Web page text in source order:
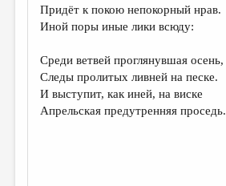
ЦИКЛЫ ПУБЛИКАЦИЙ
МЕДИА
ВКОНТАКТЕ
Придёт к покою непокорный нрав.
Иной поры иные лики всюду:
Среди ветвей проглянувшая осень,
Следы пролитых ливней на песке.
И выступит, как иней, на виске
Апрельская предутренняя проседь.